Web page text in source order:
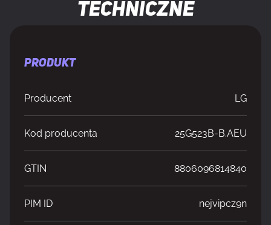
techniczne
PRODUKT
Producent LG
Kod producenta 25G523B-B.AEU
GTIN 8806096814840
PIM ID nejvipcz9n